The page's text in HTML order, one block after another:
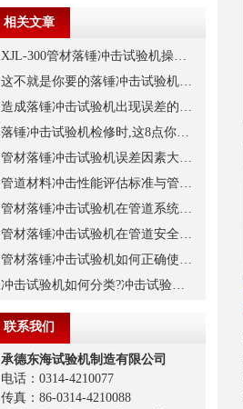
相关文章
XJL-300管材落锤冲击试验机操作方法
这不就是你要的落锤冲击试验机的操作要求吗？
造成落锤冲击试验机出现误差的原因有哪些
落锤冲击试验机检修时,这8点你注意了吗?
管材落锤冲击试验机误差因素大揭秘
管道材料冲击性能评估标准与管材落锤冲击试验机的关系
管材落锤冲击试验机在管道系统安全性评估和优化
管材落锤冲击试验机在管道安全领域的重要性与应用
管材落锤冲击试验机如何正确使用,需要注意什么?
冲击试验机如何分类?冲击试验机的两大分类方式:
联系我们
承德东海试验机制造有限公司
电话：0314-4210077
传真：86-0314-4210088